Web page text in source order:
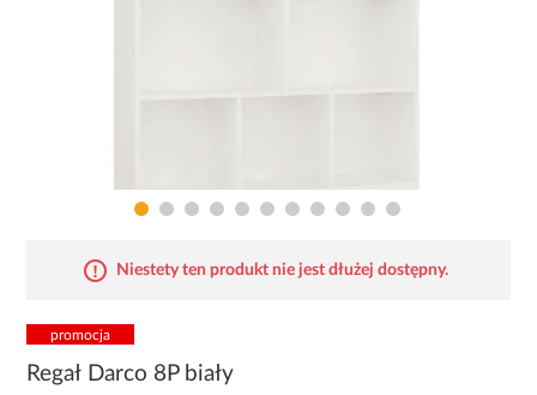
Niestety ten produkt nie jest dłużej dostępny.
promocja
Regał Darco 8P biały